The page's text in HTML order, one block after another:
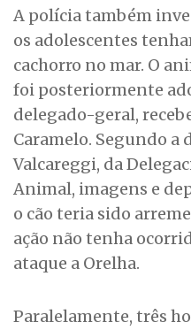
A polícia também
os adolescentes
cachorro no mar. O
foi posteriormente
delegado-geral,
Caramelo. Segundo a
Valcareggi, da
Animal, imagens e
o cão teria sido
ação não tenha
ataque a Orelha.
Paralelamente, três